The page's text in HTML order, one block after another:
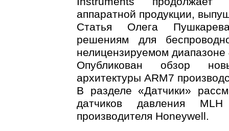
аппаратной продукции,
Статья Олега
решениям для
нелицензируемом
Опубликован обзор
архитектуры ARM7
В разделе «Датчики»
датчиков давления MLH
производителя Honeywell.